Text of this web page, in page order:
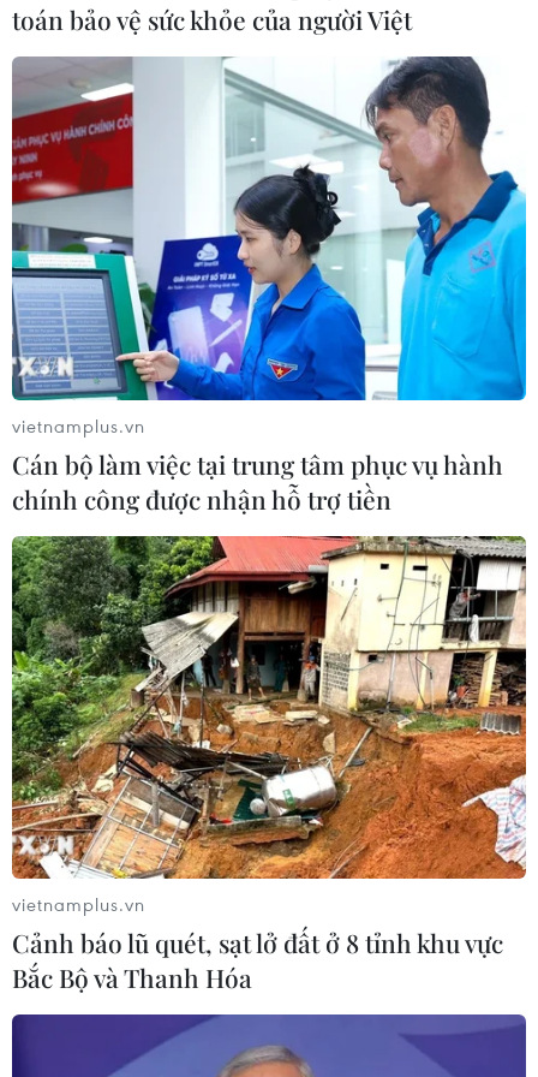
#Chứng khoán châu Á
#chứng khoán Tokyo
#Chỉ số Nikkei 225
#chỉ số Hang Seng
Hongkong
Nhật Bản
Theo dõi VietnamPlus
TIN LIÊN QUAN
toán bảo vệ sức khỏe của người Việt
vietnamplus.vn
Cán bộ làm việc tại trung tâm phục vụ hành
chính công được nhận hỗ trợ tiền
vietnamplus.vn
Cảnh báo lũ quét, sạt lở đất ở 8 tỉnh khu vực
Bắc Bộ và Thanh Hóa